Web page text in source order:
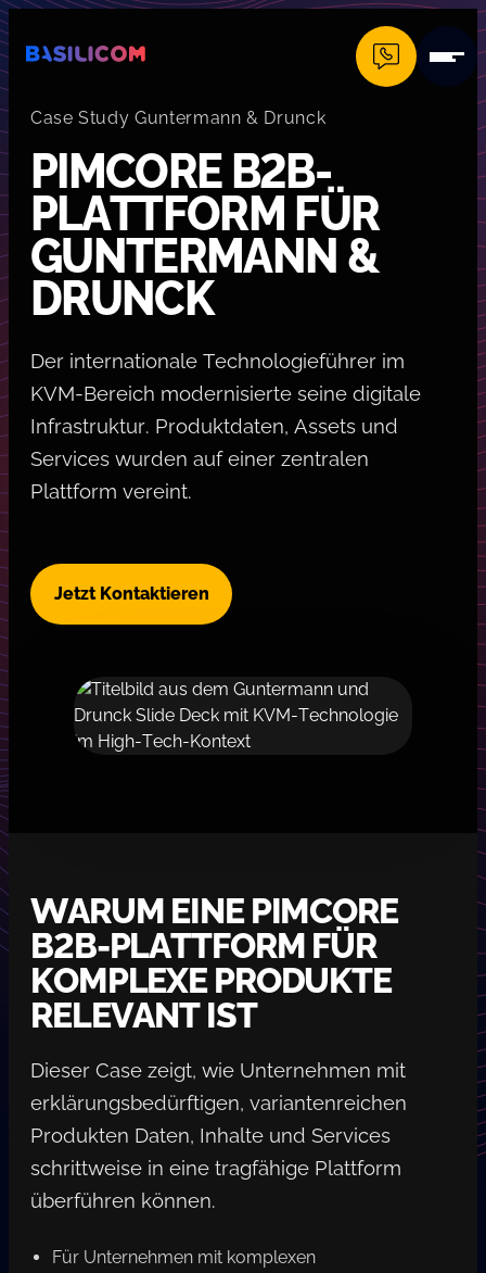
Company Logo von Basilicom GmbH
Case Study Guntermann & Drunck
PIMCORE B2B-
PLATTFORM FÜR
GUNTERMANN &
DRUNCK
Der internationale Technologieführer im
KVM-Bereich modernisierte seine digitale
Infrastruktur. Produktdaten, Assets und
Services wurden auf einer zentralen
Plattform vereint.
Jetzt Kontaktieren
WARUM EINE PIMCORE
B2B-PLATTFORM FÜR
KOMPLEXE PRODUKTE
RELEVANT IST
Dieser Case zeigt, wie Unternehmen mit
erklärungsbedürftigen, variantenreichen
Produkten Daten, Inhalte und Services
schrittweise in eine tragfähige Plattform
überführen können.
Für Unternehmen mit komplexen